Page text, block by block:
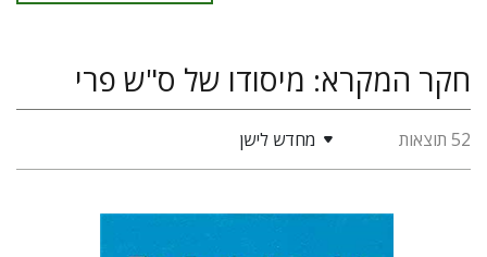
חקר המקרא: מיסודו של ס"ש פרי
52 תוצאות מחדש לישן